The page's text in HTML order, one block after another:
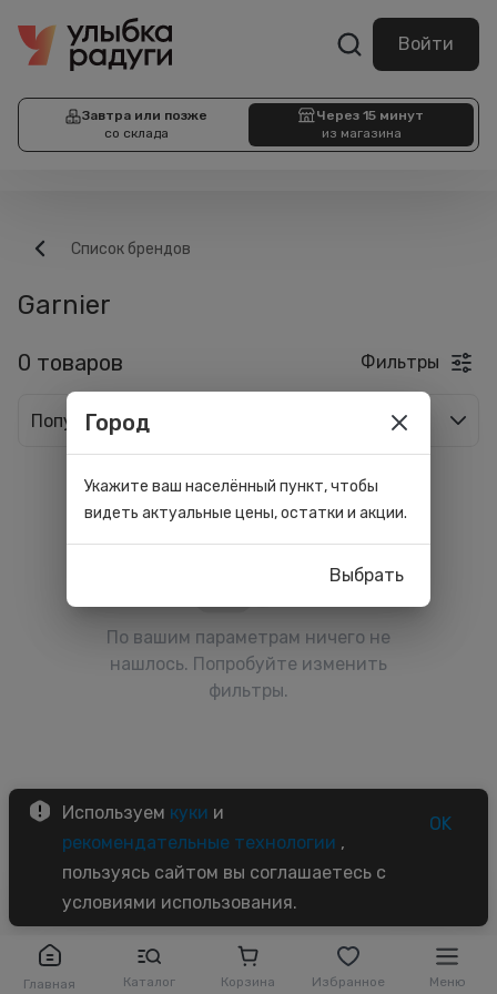
Войти
Завтра или позже
со склада
Через 15 минут
из магазина
Главная Каталог Корзина Избранное Меню
Список брендов
Garnier
0 товаров Фильтры
Популярные
По вашим параметрам ничего не
нашлось. Попробуйте изменить
фильтры.
Используем куки и
рекомендательные технологии ,
пользуясь сайтом вы соглашаетесь с
условиями использования.
OK
Город
Укажите ваш населённый пункт, чтобы
видеть актуальные цены, остатки и акции.
Выбрать